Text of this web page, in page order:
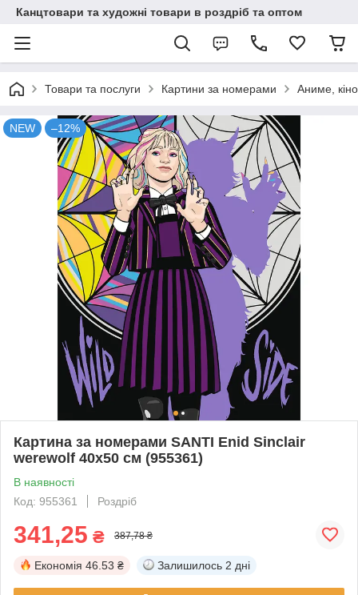
Канцтовари та художні товари в роздріб та оптом
Товари та послуги Картини за номерами Аниме,
NEW –12%
Картина за номерами SANTI Enid Sinclair
werewolf 40х50 см (955361)
В наявності
Код: 955361
Роздріб
341,25 ₴ 387,78 ₴
Економія 46.53 ₴ Залишилось 2 дні